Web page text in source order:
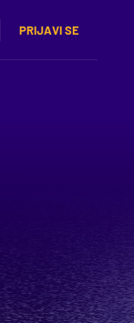
PRIJAVI SE